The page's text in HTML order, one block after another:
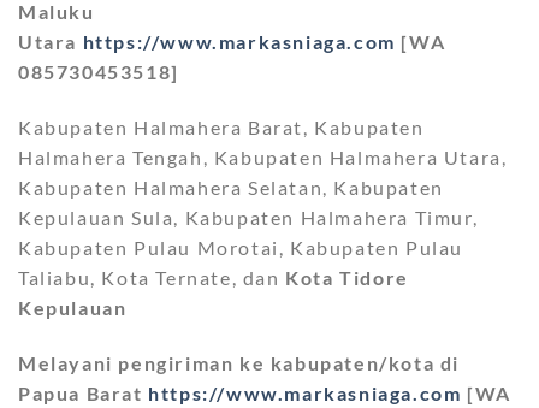
Maluku
Utara https://www.markasniaga.com [WA
085730453518]
Kabupaten Halmahera Barat, Kabupaten
Halmahera Tengah, Kabupaten Halmahera Utara,
Kabupaten Halmahera Selatan, Kabupaten
Kepulauan Sula, Kabupaten Halmahera Timur,
Kabupaten Pulau Morotai, Kabupaten Pulau
Taliabu, Kota Ternate, dan Kota Tidore
Kepulauan
Melayani pengiriman ke kabupaten/kota di
Papua Barat https://www.markasniaga.com [WA